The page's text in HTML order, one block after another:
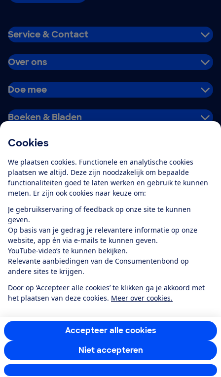
Cookies
We plaatsen cookies. Functionele en analytische cookies
plaatsen we altijd. Deze zijn noodzakelijk om bepaalde
functionaliteiten goed te laten werken en gebruik te kunnen
meten. Er zijn ook cookies naar keuze om:
Je gebruikservaring of feedback op onze site te kunnen
geven.
Op basis van je gedrag je relevantere informatie op onze
website, app én via e-mails te kunnen geven.
YouTube-video’s te kunnen bekijken.
Relevante aanbiedingen van de Consumentenbond op
andere sites te krijgen.
Door op ‘Accepteer alle cookies’ te klikken ga je akkoord met
het plaatsen van deze cookies. Meer over cookies.
Accepteer alle cookies
Niet accepteren
Service & Contact
Over ons
Doe mee
Boeken & Bladen
Alles over de
app
Algemene Voorwaarden
Privacyverklaring
Cookiebeleid
Privacyvoorkeuren
Toegankelijkheid
RSS-feed nieuws
Facebook
TwitterInstagram
YoutubeLinkedIn
12.901consumentenbeoordelen de Consumentenbondmet gemiddeld